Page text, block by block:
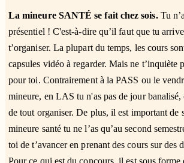
La mineure SANTÉ se fait chez sois.Tu
présentiel ! C'est-à-dire qu’il faut que tu
t’organiser. La plupart du temps, les cours
capsules vidéo à regarder. Mais ne t’inquiète
pour toi. Contrairement à la PASS ou le
mineure, en LAS tu n'as pas de jour banalisé,
de tout organiser. De plus, il est important de
mineure santé tu ne l’as qu’au second
toi de t’avancer en prenant des cours sur des